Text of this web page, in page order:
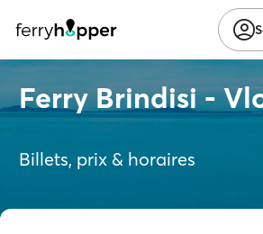
Ferry Brindisi -
Billets, prix & horaires